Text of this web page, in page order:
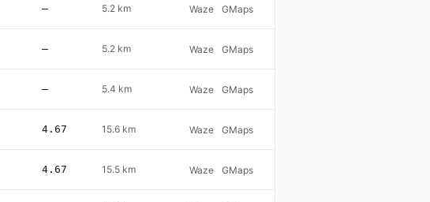
— 5.2 km Waze GMaps
— 5.2 km Waze GMaps
— 5.4 km Waze GMaps
4.67 15.6 km Waze GMaps
4.67 15.5 km Waze GMaps